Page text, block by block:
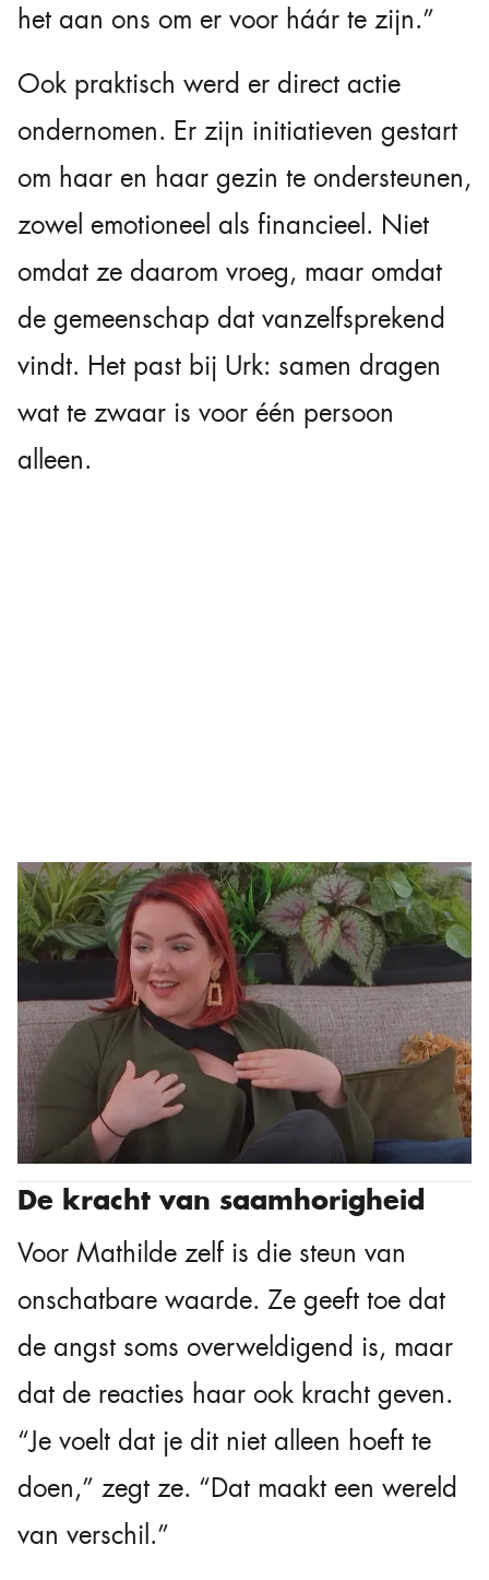
het aan ons om er voor háár te zijn.”
Ook praktisch werd er direct actie
ondernomen. Er zijn initiatieven gestart
om haar en haar gezin te ondersteunen,
zowel emotioneel als financieel. Niet
omdat ze daarom vroeg, maar omdat
de gemeenschap dat vanzelfsprekend
vindt. Het past bij Urk: samen dragen
wat te zwaar is voor één persoon
alleen.
De kracht van saamhorigheid
Voor Mathilde zelf is die steun van
onschatbare waarde. Ze geeft toe dat
de angst soms overweldigend is, maar
dat de reacties haar ook kracht geven.
“Je voelt dat je dit niet alleen hoeft te
doen,” zegt ze. “Dat maakt een wereld
van verschil.”